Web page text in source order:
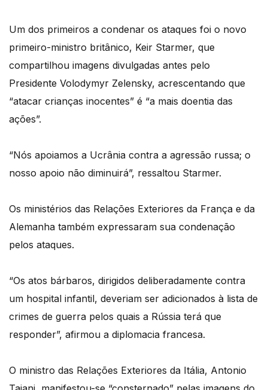
Um dos primeiros a condenar os ataques foi o novo
primeiro-ministro britânico, Keir Starmer, que
compartilhou imagens divulgadas antes pelo
Presidente Volodymyr Zelensky, acrescentando que
“atacar crianças inocentes” é “a mais doentia das
ações”.
“Nós apoiamos a Ucrânia contra a agressão russa; o
nosso apoio não diminuirá”, ressaltou Starmer.
Os ministérios das Relações Exteriores da França e da
Alemanha também expressaram sua condenação
pelos ataques.
“Os atos bárbaros, dirigidos deliberadamente contra
um hospital infantil, deveriam ser adicionados à lista de
crimes de guerra pelos quais a Rússia terá que
responder”, afirmou a diplomacia francesa.
O ministro das Relações Exteriores da Itália, Antonio